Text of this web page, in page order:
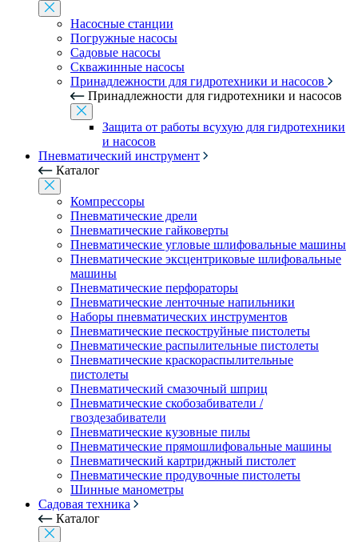
Насосные станции
Погружные насосы
Садовые насосы
Скважинные насосы
Принадлежности для гидротехники и насосов
Принадлежности для гидротехники и насосов
Защита от работы всухую для гидротехники
и насосов
Пневматический инструмент
Каталог
Компрессоры
Пневматические дрели
Пневматические гайковерты
Пневматические угловые шлифовальные машины
Пневматические эксцентриковые шлифовальные
машины
Пневматические перфораторы
Пневматические ленточные напильники
Наборы пневматических инструментов
Пневматические пескоструйные пистолеты
Пневматические распылительные пистолеты
Пневматические краскораспылительные
пистолеты
Пневматический смазочный шприц
Пневматические скобозабиватели /
гвоздезабиватели
Пневматические кузовные пилы
Пневматические прямошлифовальные машины
Пневматический картриджный пистолет
Пневматические продувочные пистолеты
Шинные манометры
Садовая техника
Каталог